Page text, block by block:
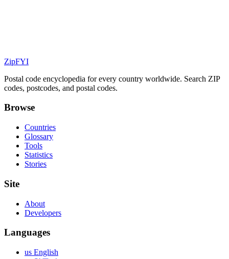
ZipFYI
Postal code encyclopedia for every country worldwide. Search ZIP
codes, postcodes, and postal codes.
Browse
Countries
Glossary
Tools
Statistics
Stories
Site
About
Developers
Languages
us English